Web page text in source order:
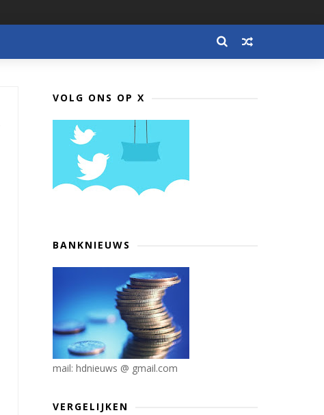
VOLG ONS OP X
BANKNIEUWS
mail: hdnieuws @ gmail.com
VERGELIJKEN